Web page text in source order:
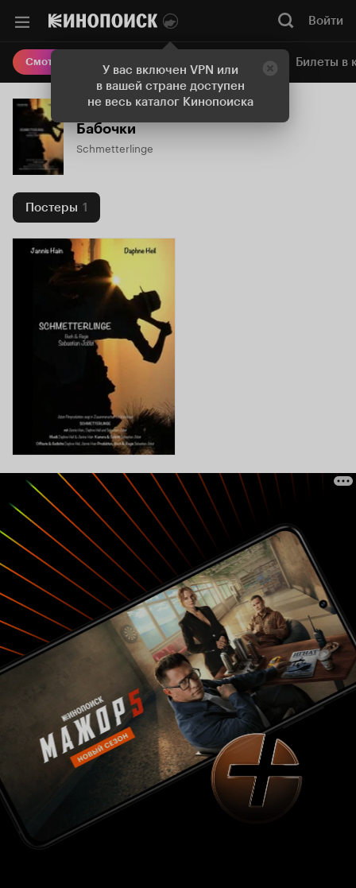
У вас включен VPN или
в вашей стране доступен
не весь каталог Кинопоиска
Войти
Смотреть кино Онлайн-кинотеатр Билеты в
Бабочки
Schmetterlinge
Постеры 1